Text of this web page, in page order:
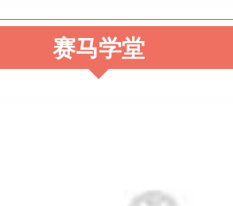
赛马学堂